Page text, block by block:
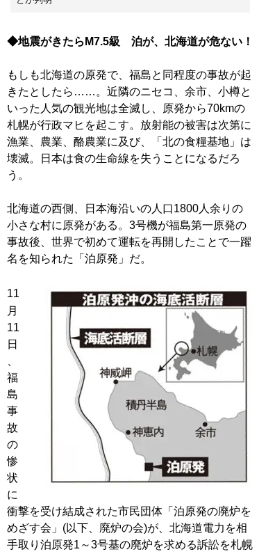
◆地震がきたらM7.5級 泊が、北海道が危ない！
もしも北海道の原発で、福島と同程度の事故が起
きたとしたら……。近隣のニセコ、余市、小樽と
いった人気の観光地は全滅し、原発から70kmの
札幌が行政マヒを起こす。放射能の被害は次第に
漁業、農業、酪農業に及び、「北の食糧基地」は
壊滅。日本は食の生命線を失うことになるだろ
う。
北海道の西側、日本海沿いの人口1800人余りの
小さな村に原発がある。3号機が福島第一原発の
事故後、世界で初めて運転を再開したことで一躍
名を知られた「泊原発」だ。
11
月
11
日
福
島
事
故
の
惨
状
に
衝撃を受け結成された市民団体「泊原発の廃炉を
めざす会」(以下、廃炉の会)が、北海道電力を相
手取り泊原発1～3号基の廃炉を求める訴訟を札幌